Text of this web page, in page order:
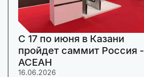
C 17 по июня в Казани
пройдет саммит Россия -
АСЕАН
16.06.2026